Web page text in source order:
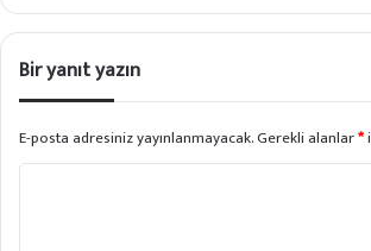
Bir yanıt yazın
E-posta adresiniz yayınlanmayacak.Gerekli alanlar*